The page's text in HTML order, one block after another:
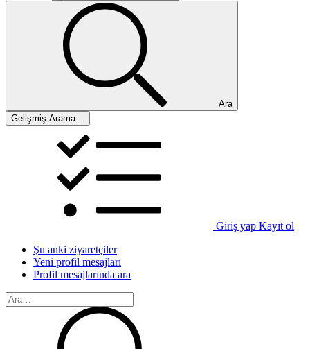
Ara
Gelişmiş Arama…
Giriş yap Kayıt ol
Şu anki ziyaretçiler
Yeni profil mesajları
Profil mesajlarında ara